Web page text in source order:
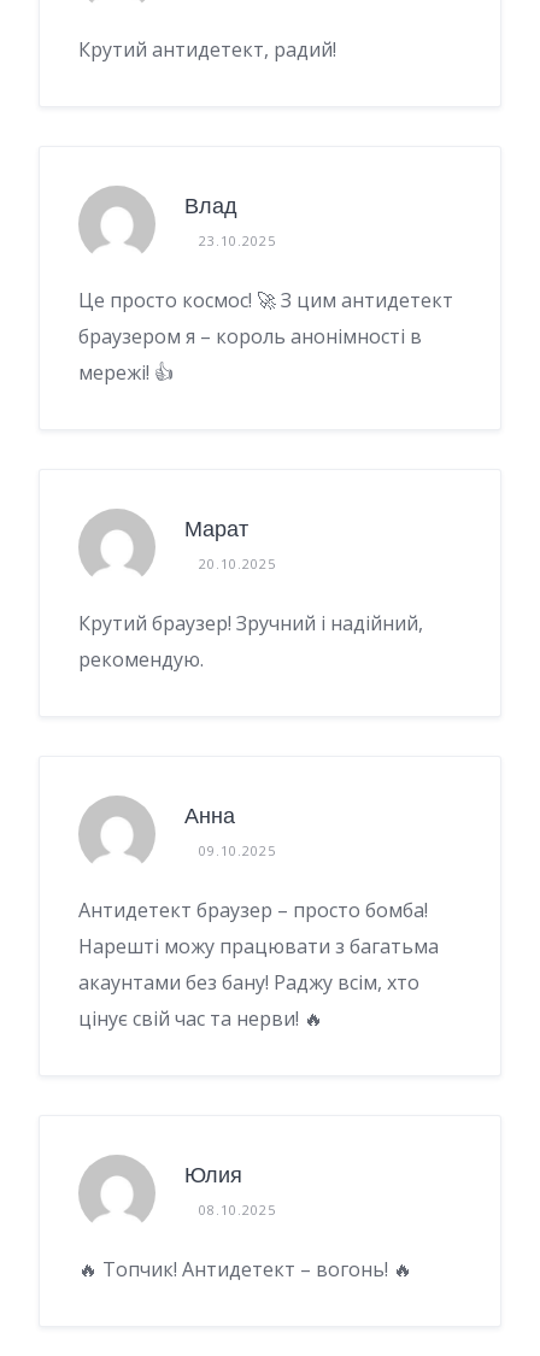
Крутий антидетект, радий!
Влад
23.10.2025
Це просто космос! 🚀 З цим антидетект
браузером я – король анонімності в
мережі! 👍
Марат
20.10.2025
Крутий браузер! Зручний і надійний,
рекомендую.
Анна
09.10.2025
Антидетект браузер – просто бомба!
Нарешті можу працювати з багатьма
акаунтами без бану! Раджу всім, хто
цінує свій час та нерви! 🔥
Юлия
08.10.2025
🔥 Топчик! Антидетект – вогонь! 🔥